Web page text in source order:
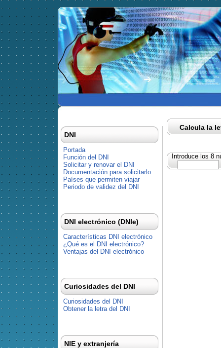
Calcula la
Introduce los 8
DNI
Portada
Función del DNI
Solicitar y renovar el DNI
Documentación para solicitarlo
Países que permiten viajar
Periodo de validez del DNI
DNI electrónico (DNIe)
Características DNI electrónico
¿Qué es el DNI electrónico?
Ventajas del DNI electrónico
Curiosidades del DNI
Curiosidades del DNI
Obtener la letra del DNI
NIE y extranjería